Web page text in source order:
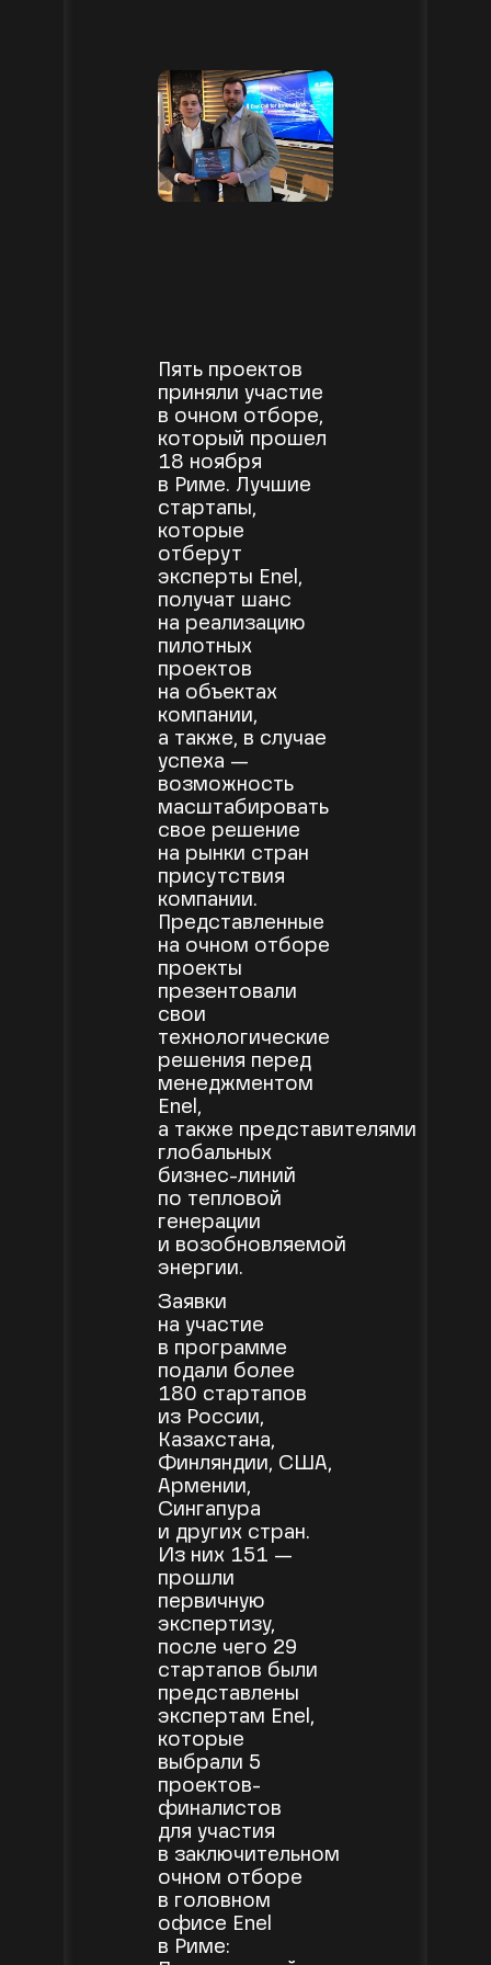
Пять проектов
приняли участие
в очном отборе,
который прошел
18 ноября
в Риме. Лучшие
стартапы,
которые
отберут
эксперты Enel,
получат шанс
на реализацию
пилотных
проектов
на объектах
компании,
а также, в случае
успеха —
возможность
масштабировать
свое решение
на рынки стран
присутствия
компании.
Представленные
на очном отборе
проекты
презентовали
свои
технологические
решения перед
менеджментом
Enel,
а также представителями
глобальных
бизнес-линий
по тепловой
генерации
и возобновляемой
энергии.
Заявки
на участие
в программе
подали более
180 стартапов
из России,
Казахстана,
Финляндии, США,
Армении,
Сингапура
и других стран.
Из них 151 —
прошли
первичную
экспертизу,
после чего 29
стартапов были
представлены
экспертам Enel,
которые
выбрали 5
проектов-
финалистов
для участия
в заключительном
очном отборе
в головном
офисе Enel
в Риме: